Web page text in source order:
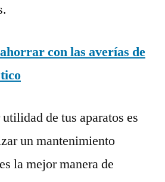
con las averías de
de tus aparatos es
un mantenimiento
la mejor manera de